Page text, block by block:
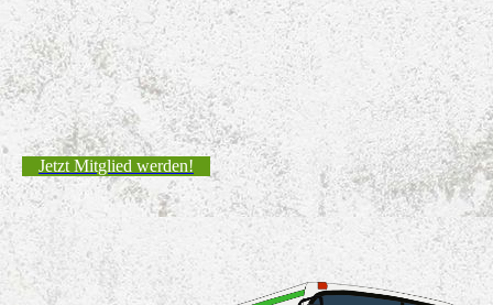
Jetzt Mitglied werden!